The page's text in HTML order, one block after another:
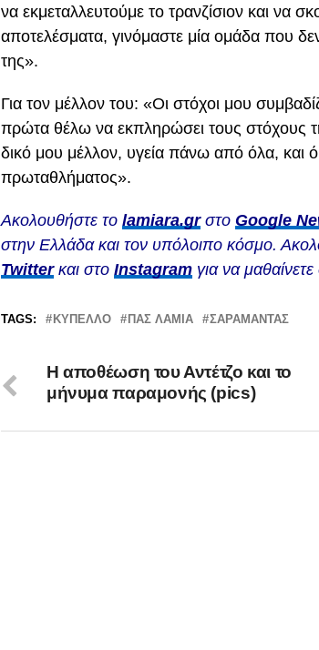
να εκμεταλλευτούμε το τρανζίσιον και να
αποτελέσματα, γινόμαστε μία ομάδα που
της».
Για τον μέλλον του: «Οι στόχοι μου
πρώτα θέλω να εκπληρώσει τους στόχους
δικό μου μέλλον, υγεία πάνω από όλα, και
πρωταθλήματος».
Ακολουθήστε το lamiara.grστο Google
στην Ελλάδα και τον υπόλοιπο κόσμο.
Twitterκαι στο Instagram για να
TAGS: ΚΎΠΕΛΛΟ ΠΑΣ ΛΑΜΙΑ ΣΑΡΑΜΑΝΤΆΣ
Η αποθέωση του Αντέτζο και το
μήνυμα παραμονής (pics)